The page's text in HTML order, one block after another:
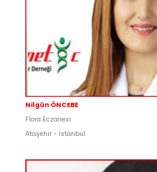
Nilgün ÖNCEBE
Flora Eczanesi
Ataşehir - İstanbul